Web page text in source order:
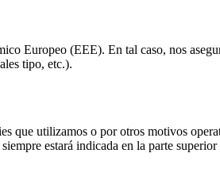
Europeo (EEE). En tal caso, nos
tipo, etc.).
que utilizamos o por otros motivos
estará indicada en la parte superior